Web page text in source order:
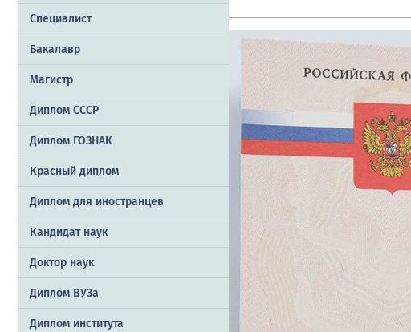
Специалист
Бакалавр
Магистр
Диплом СССР
Диплом ГОЗНАК
Красный диплом
Диплом для иностранцев
Кандидат наук
Доктор наук
Диплом ВУЗа
Диплом института